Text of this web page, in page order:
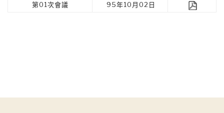
第01次會議
95年10月02日